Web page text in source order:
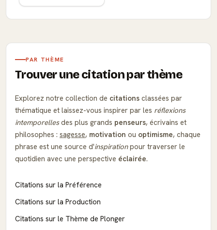
PAR THÈME
Trouver une citation par thème
Explorez notre collection de citations classées par
thématique et laissez-vous inspirer par les réflexions
intemporellesdes plus grands penseurs, écrivains et
philosophes : sagesse, motivation ou optimisme, chaque
phrase est une source d'inspirationpour traverser le
quotidien avec une perspective éclairée.
Citations sur la Préférence
Citations sur la Production
Citations sur le Thème de Plonger